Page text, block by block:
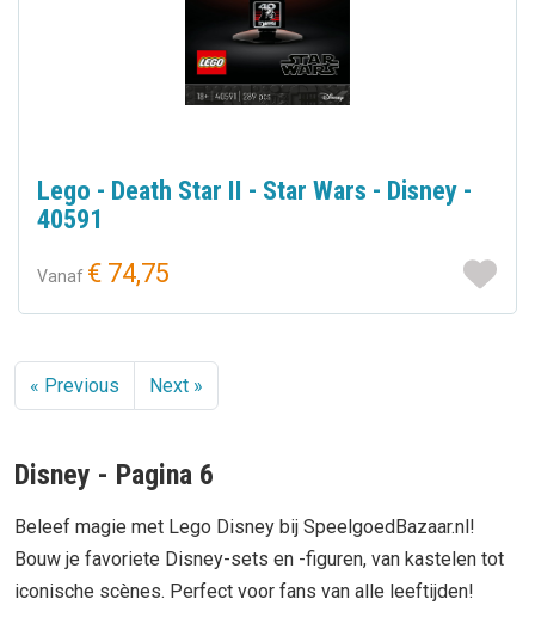
Lego - Death Star II - Star Wars - Disney -
40591
Vanaf € 74,75
« Previous Next »
Disney - Pagina 6
Beleef magie met Lego Disney bij SpeelgoedBazaar.nl!
Bouw je favoriete Disney-sets en -figuren, van kastelen tot
iconische scènes. Perfect voor fans van alle leeftijden!